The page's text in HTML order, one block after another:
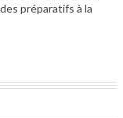
préparatifs à la